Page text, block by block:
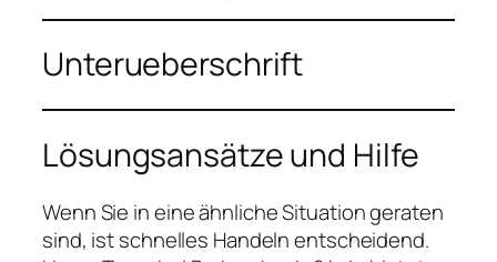
Unterueberschrift
Lösungsansätze und Hilfe
Wenn Sie in eine ähnliche Situation geraten
sind, ist schnelles Handeln entscheidend.